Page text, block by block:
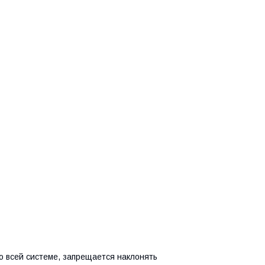
всей системе, запрещается наклонять